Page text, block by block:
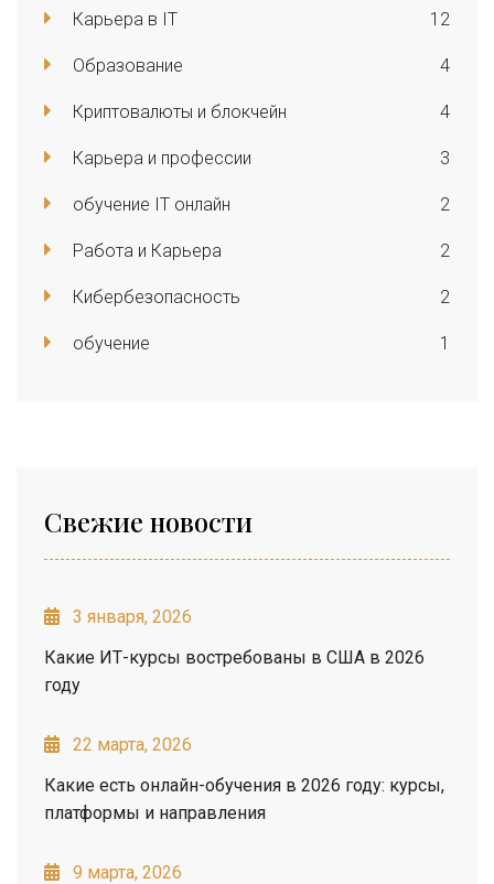
Карьера в IT 12
Образование 4
Криптовалюты и блокчейн 4
Карьера и профессии 3
обучение IT онлайн 2
Работа и Карьера 2
Кибербезопасность 2
обучение 1
Свежие новости
3 января, 2026
Какие ИТ-курсы востребованы в США в 2026
году
22 марта, 2026
Какие есть онлайн-обучения в 2026 году: курсы,
платформы и направления
9 марта, 2026